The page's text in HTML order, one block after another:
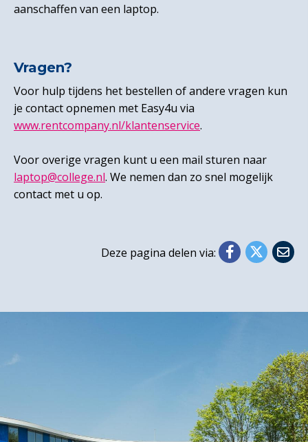
aanschaffen van een laptop.
Vragen?
Voor hulp tijdens het bestellen of andere vragen kun
je contact opnemen met Easy4u via
www.rentcompany.nl/klantenservice.
Voor overige vragen kunt u een mail sturen naar
laptop@college.nl. We nemen dan zo snel mogelijk
contact met u op.
Deze pagina delen via: